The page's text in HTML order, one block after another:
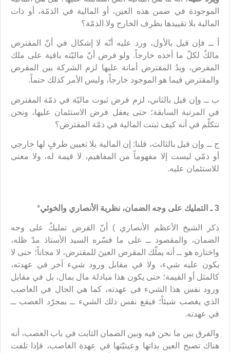
الموجودة في ضمن هذه العين، أو المالية في الذمّة، أو ذات
المالية بلا تقييدها بظرف الخارج ولا الذمّة؟
أ ــ فإن قيل بالأول، ورد عليه أنّه لا إشكال في أنّ المقترض
مالكٌ لكلّ ما أخذه خارجاً. ولو فرض أنّ ماليّته باقية على ملك
المقرض، ويدُ المقترض أمانة عليها لزم الشركة بين المقرض
والمقترض فيما هو الموجود خارجاً، وليس الأمر كذلك حتماً.
ب ــ وإن قيل بالثاني، لزم فرض ثبوت ماليّة في ذمّة المقترض
في المرتبة السابقة؛ حتى يعقل فرض الاستئمان عليها، ونحن
نتكلّم في أنه كيف ثبتت المالية في ذمّة المقترض؟
ج ــ وإن قيل بالثالث، قلنا: إن المالية بلا تعيين طرفٍ لها خارجي
أو ذمّي ليست إلا مفهوماً من المفاهيم، لا قيمة له، ولا معنى
للاستئمان عليه.
3 ـ التمليك على وجه الضمان، نظرية الأنصاري والخوئي *
ذكر الشيخ الأعظم الأنصاري ) أنّ القرض تمليكٌ على وجه
الضمان، والمقصود ــ على ما فسّره السيد الأستاذ مدّ ظله،
واختاره هو ــ أنه يملّك المقرض العينَ للمقترض، لا مجاناً؛ حتى لا
يكون عليه شيء، ولا في مقابل ورود شيء آخر في عهدته،
كالمثل أو القيمة؛ حتى يكون هذا مبادلة مال بمال، بل في مقابل
ورود نفس هذا الشيء في عهدته، كما هي الحال في الغاصب
الذي يغصب شيئاً؛ فيقع نفس ذلك الشيء ــ بمجرّد الغصب ــ
في عهدته.
والفرق بين ما نحن فيه وبين الضمان الثابت في باب الغصب، أنه
هناك تصبح العين بذاتها وعينيّتها في عهدة الغاصب، فإذا تلفت